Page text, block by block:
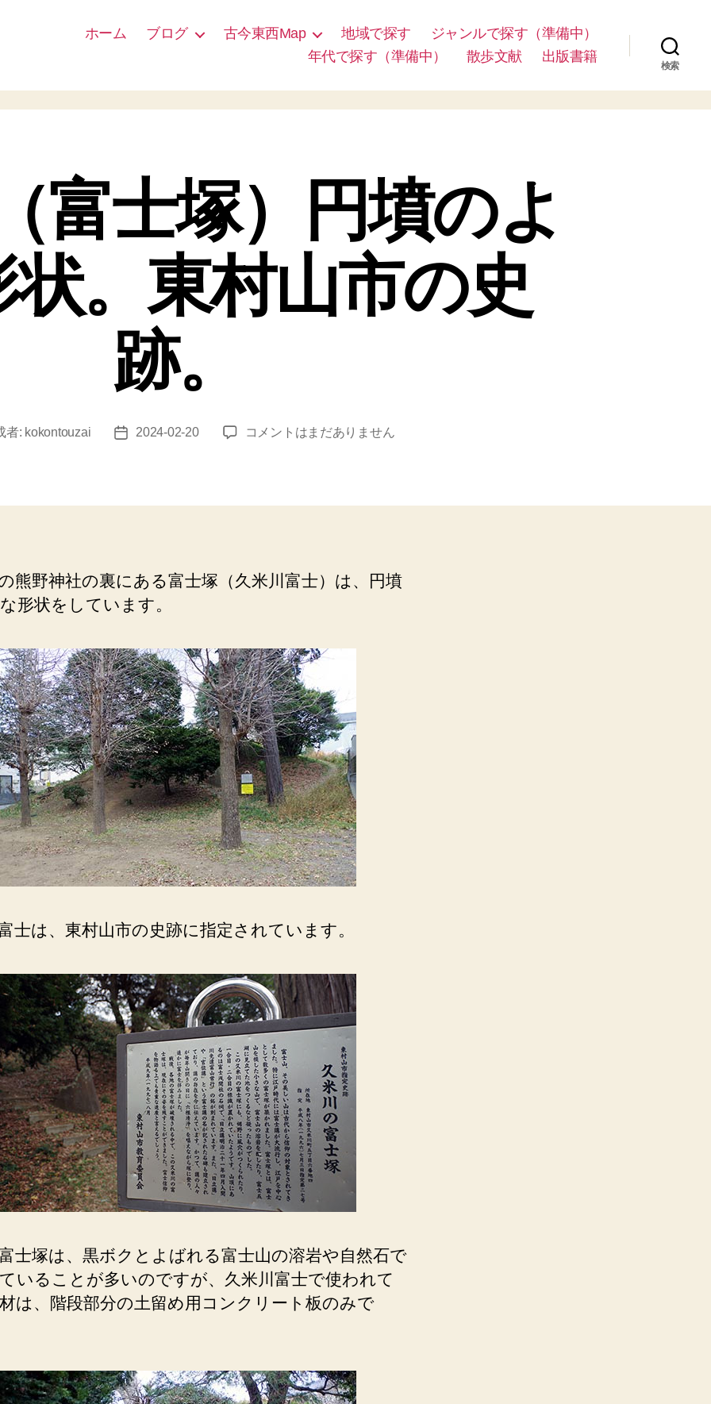
ホーム ブログ 古今東西Map 地域で探す
ジャンルで探す（準備中）
年代で探す（準備中）
散歩文献 出版書籍
検索
富士塚）円墳のよ
。東村山市の史
跡。
者: kokontouzai
投
2024-02-20
東
士
の
形
状。
東
村
山
市
の
史
跡。
へ
の
コメントはまだありません
熊野神社の裏にある富士塚（久米川富士）は、円墳
形状をしています。
士は、東村山市の史跡に指定されています。
士塚は、黒ボクとよばれる富士山の溶岩や自然石で
いることが多いのですが、久米川富士で使われて
は、階段部分の土留め用コンクリート板のみで